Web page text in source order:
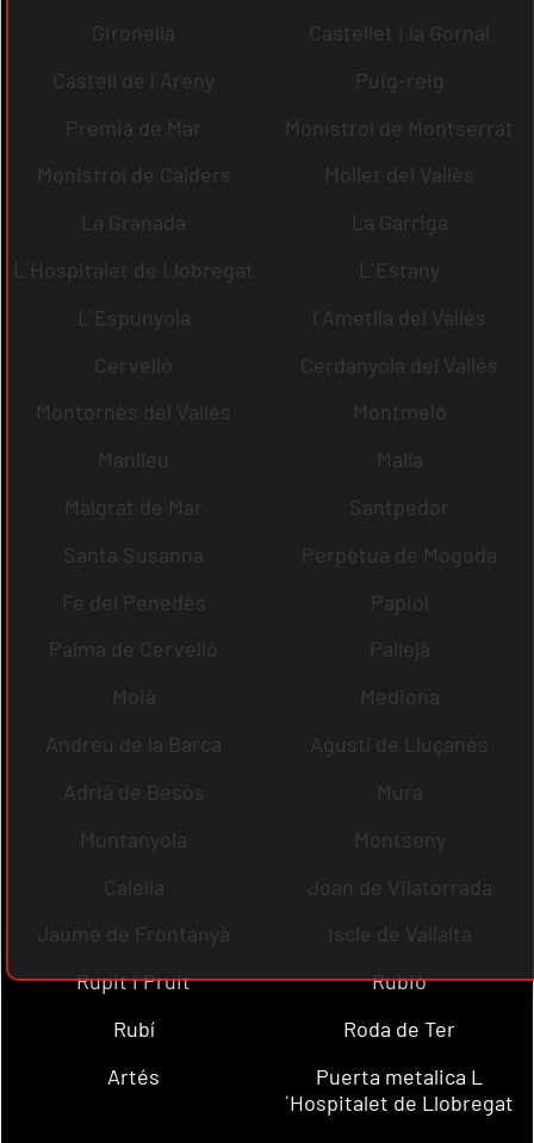
Gironella
Castellet i la Gornal
Castell de l´Areny
Puig-reig
Premià de Mar
Monistrol de Montserrat
Monistrol de Calders
Mollet del Vallès
La Granada
La Garriga
L´Hospitalet de Llobregat
L´Estany
L´Espunyola
l´Ametlla del Vallès
Cervelló
Cerdanyola del Vallès
Montornès del Vallès
Montmeló
Manlleu
Malla
Malgrat de Mar
Santpedor
Santa Susanna
Perpètua de Mogoda
Fe del Penedès
Papiol
Palma de Cervelló
Pallejà
Moià
Mediona
Andreu de la Barca
Agustí de Lluçanès
Adrià de Besòs
Mura
Muntanyola
Montseny
Calella
Joan de Vilatorrada
Jaume de Frontanyà
Iscle de Vallalta
Rupit i Pruit
Rubió
Rubí
Roda de Ter
Artés
Puerta metalica L
´Hospitalet de Llobregat